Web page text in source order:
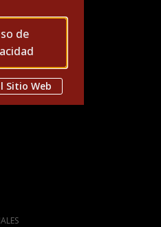
de
Sitio Web